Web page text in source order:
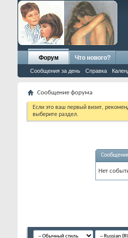
Форум
Сообщения за день Справка
Что нового?
Сообщение форума
Если это ваш первый визит,
выберите раздел.
Нет